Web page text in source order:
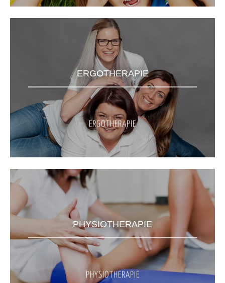
ERGOTHERAPIE
ERGOTHERAPIE
PHYSIOTHERAPIE
PHYSIOTHERAPIE